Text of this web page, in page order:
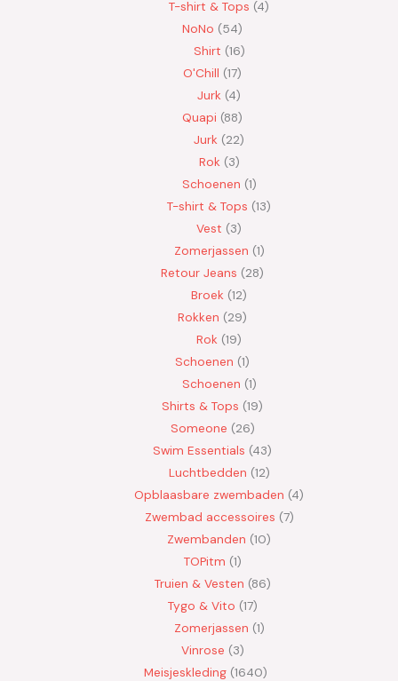
T-shirt & Tops 4
NoNo
54
Shirt 16
O'Chill 17
Jurk 4
Quapi 88
Jurk
22
Rok 3
Schoenen 1
T-shirt & Tops 13
Vest
3
Zomerjassen 1
Retour Jeans
28
Broek 12
Rokken
29
Rok 19
Schoenen 1
Schoenen 1
Shirts & Tops 19
Someone 26
Swim Essentials 43
Luchtbedden 12
Opblaasbare zwembaden 4
Zwembad accessoires 7
Zwembanden 10
TOPitm 1
Truien & Vesten 86
Tygo & Vito 17
Zomerjassen 1
Vinrose 3
Meisjeskleding 1640